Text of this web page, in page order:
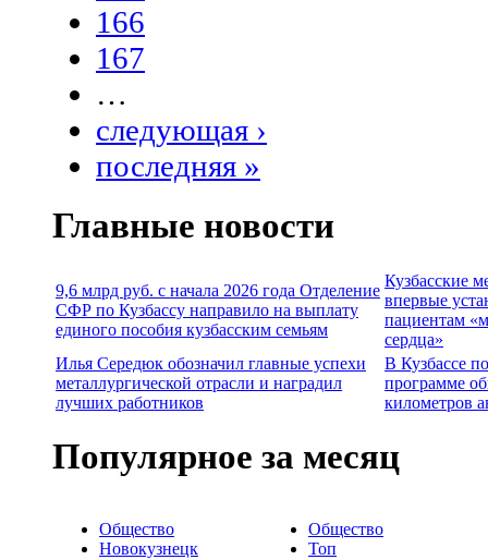
166
167
…
следующая ›
последняя »
Главные новости
9,6 млрд руб. с начала 2026 года Отделение
СФР по Кузбассу направило на выплату
единого пособия кузбасским семьям
Кузбасские
впервые
пациентам
сердца»
Илья Середюк обозначил главные успехи
металлургической отрасли и наградил
лучших работников
В Кузбассе
программе
километров
Популярное за месяц
Общество
Новокузнецк
Общество
Топ